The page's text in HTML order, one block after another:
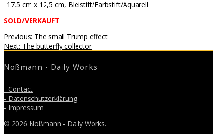
_17,5 cm x 12,5 cm, Bleistift/Farbstift/Aquarell
SOLD/VERKAUFT
Beitragsnavigation
Previous: Previous
post:
The small Trump effect
Next: Next
The butterfly collector
Noßmann - Daily Works
- Contact
- Datenschutzerklärung
- Impressum
© 2026 Noßmann - Daily Works.